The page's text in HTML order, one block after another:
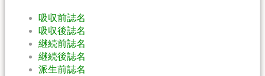
吸収前誌名
吸収後誌名
継続前誌名
継続後誌名
派生前誌名